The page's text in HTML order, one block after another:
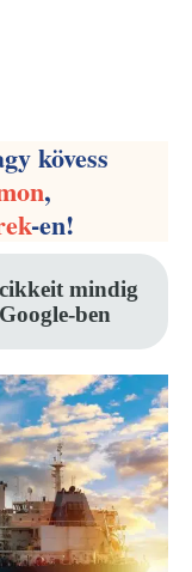
kövess
,
-en!
mindig
ben